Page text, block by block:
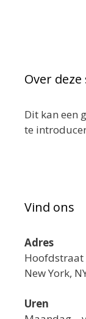
Over deze
Dit kan een
te
Vind ons
Adres
Hoofdstraat
New York,
Uren